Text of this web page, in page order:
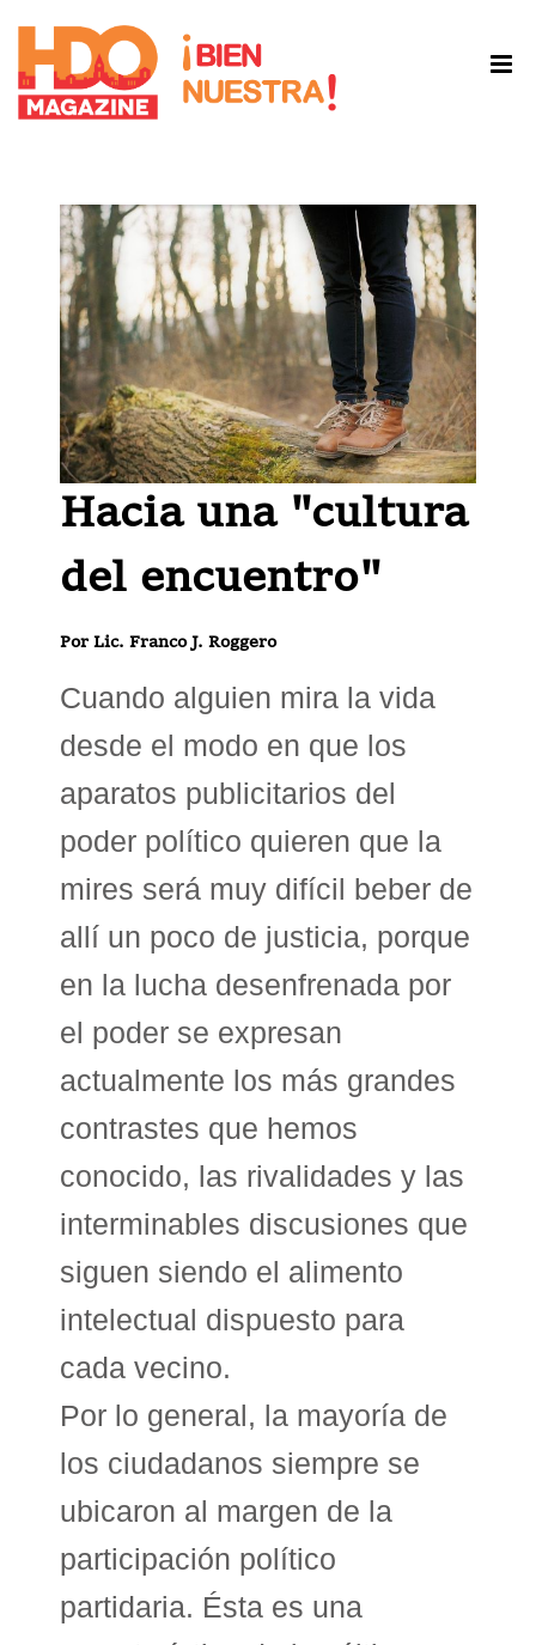
Hacia una "cultura
del encuentro"
Por Lic. Franco J. Roggero
Cuando alguien mira la vida
desde el modo en que los
aparatos publicitarios del
poder político quieren que la
mires será muy difícil beber de
allí un poco de justicia, porque
en la lucha desenfrenada por
el poder se expresan
actualmente los más grandes
contrastes que hemos
conocido, las rivalidades y las
interminables discusiones que
siguen siendo el alimento
intelectual dispuesto para
cada vecino.
Por lo general, la mayoría de
los ciudadanos siempre se
ubicaron al margen de la
participación político
partidaria. Ésta es una